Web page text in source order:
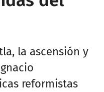
la ascensión y
reformistas